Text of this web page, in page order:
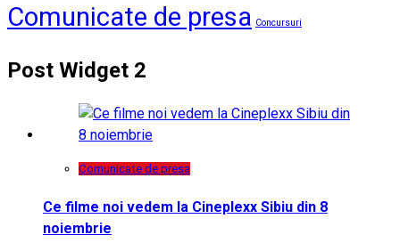
Comunicate de presa Concursuri
Post Widget 2
Comunicate de presa
Ce filme noi vedem la Cineplexx Sibiu din 8
noiembrie